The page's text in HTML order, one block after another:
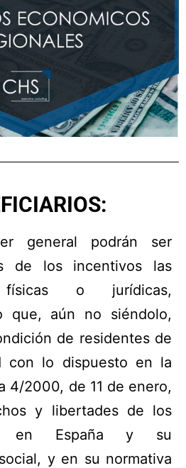
general podrán ser
de los incentivos las
físicas o jurídicas,
que, aún no siéndolo,
de residentes de
con lo dispuesto en la
4/2000, de 11 de enero,
y libertades de los
en España y su
y en su normativa